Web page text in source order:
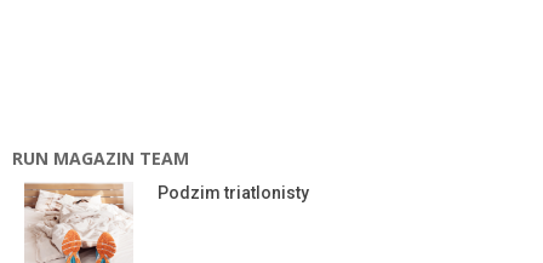
RUN MAGAZIN TEAM
Podzim triatlonisty